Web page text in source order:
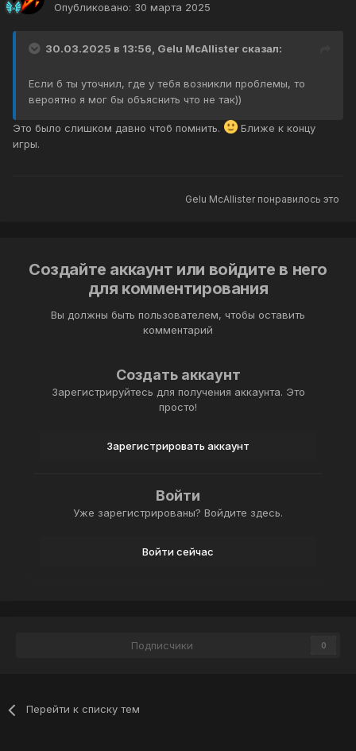
Опубликовано: 30 марта 2025
30.03.2025 в 13:56, Gelu McAllister сказал:
Если б ты уточнил, где у тебя возникли проблемы, то
вероятно я мог бы объяснить что не так))
Это было слишком давно чтоб помнить.
Ближе к концу
игры.
Gelu McAllisterпонравилось это
Создайте аккаунт или войдите в него
для комментирования
Вы должны быть пользователем, чтобы оставить
комментарий
Создать аккаунт
Зарегистрируйтесь для получения аккаунта. Это
просто!
Зарегистрировать аккаунт
Войти
Уже зарегистрированы? Войдите здесь.
Войти сейчас
Подписчики 0
Перейти к списку тем